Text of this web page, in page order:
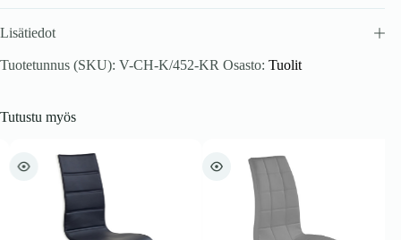
Lisätiedot
Tuotetunnus (SKU): V-CH-K/452-KR Osasto: Tuolit
Tutustu myös